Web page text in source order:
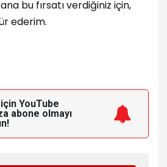
bu fırsatı verdiğiniz için,
ederim.
YouTube
abone olmayı